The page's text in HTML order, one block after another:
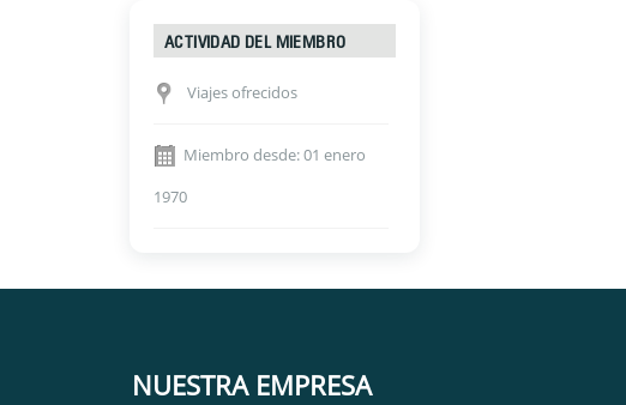
ACTIVIDAD DEL MIEMBRO
Viajes ofrecidos
Miembro desde: 01 enero
1970
NUESTRA EMPRESA